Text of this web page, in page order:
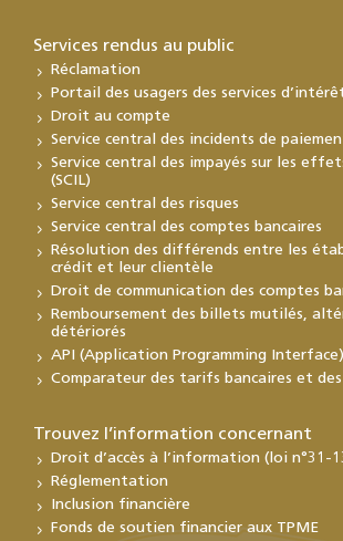
Services rendus au public
Réclamation
Portail des usagers des services
Droit au compte
Service central des incidents de
Service central des impayés sur les
(SCIL)
Service central des risques
Service central des comptes bancaires
Résolution des différends entre les
crédit et leur clientèle
Droit de communication des comptes
Remboursement des billets mutilés,
détériorés
API (Application Programming Interface)
Comparateur des tarifs bancaires et
Trouvez l’information concernant
Droit d’accès à l’information (loi n°31-
Réglementation
Inclusion financière
Fonds de soutien financier aux TPME